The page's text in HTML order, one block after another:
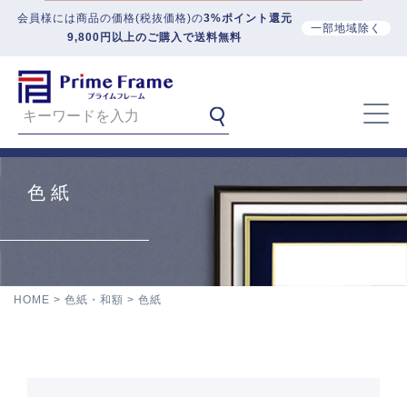
会員様には商品の価格(税抜価格)の3%ポイント還元
9,800円以上のご購入で送料無料
一部地域除く
色紙
HOME 色紙・和額 色紙